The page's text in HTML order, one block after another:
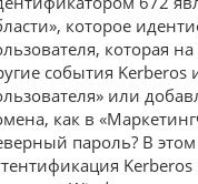
которое
которая
события
или
как в
пароль? В